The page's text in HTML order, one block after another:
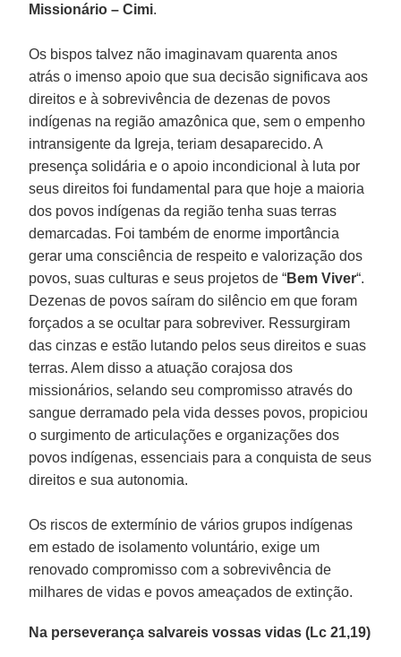
Missionário – Cimi.
Os bispos talvez não imaginavam quarenta anos
atrás o imenso apoio que sua decisão significava aos
direitos e à sobrevivência de dezenas de povos
indígenas na região amazônica que, sem o empenho
intransigente da Igreja, teriam desaparecido. A
presença solidária e o apoio incondicional à luta por
seus direitos foi fundamental para que hoje a maioria
dos povos indígenas da região tenha suas terras
demarcadas. Foi também de enorme importância
gerar uma consciência de respeito e valorização dos
povos, suas culturas e seus projetos de “Bem Viver“.
Dezenas de povos saíram do silêncio em que foram
forçados a se ocultar para sobreviver. Ressurgiram
das cinzas e estão lutando pelos seus direitos e suas
terras. Alem disso a atuação corajosa dos
missionários, selando seu compromisso através do
sangue derramado pela vida desses povos, propiciou
o surgimento de articulações e organizações dos
povos indígenas, essenciais para a conquista de seus
direitos e sua autonomia.
Os riscos de extermínio de vários grupos indígenas
em estado de isolamento voluntário, exige um
renovado compromisso com a sobrevivência de
milhares de vidas e povos ameaçados de extinção.
Na perseverança salvareis vossas vidas (Lc 21,19)